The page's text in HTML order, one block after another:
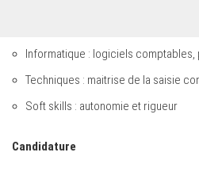
Informatique : logiciels
Techniques : maitrise de la saisie
Soft skills : autonomie et rigueur
Candidature